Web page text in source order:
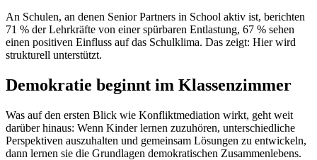
An Schulen, an denen Senior Partners in School aktiv ist, berichten
71 % der Lehrkräfte von einer spürbaren Entlastung, 67 % sehen
einen positiven Einfluss auf das Schulklima. Das zeigt: Hier wird
strukturell unterstützt.
Demokratie beginnt im Klassenzimmer
Was auf den ersten Blick wie Konfliktmediation wirkt, geht weit
darüber hinaus: Wenn Kinder lernen zuzuhören, unterschiedliche
Perspektiven auszuhalten und gemeinsam Lösungen zu entwickeln,
dann lernen sie die Grundlagen demokratischen Zusammenlebens.